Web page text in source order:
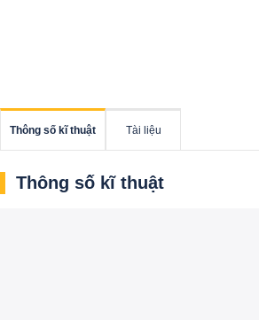
Thông số kĩ thuật Tài liệu
Thông số kĩ thuật